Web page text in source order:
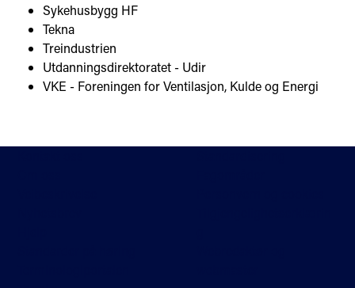
Sykehusbygg HF
Tekna
Treindustrien
Utdanningsdirektoratet - Udir
VKE - Foreningen for Ventilasjon, Kulde og Energi